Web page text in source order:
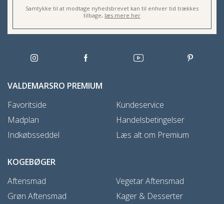
Samtykke til at modtage nyhedsbrevet kan til enhver tid trækkes
tilbage, læs mere her
VALDEMARSRO PREMIUM
Favoritside
Madplan
Indkøbsseddel
Kundeservice
Handelsbetingelser
Læs alt om Premium
KOGEBØGER
Aftensmad
Grøn Aftensmad
Vegetar Aftensmad
Kager & Desserter